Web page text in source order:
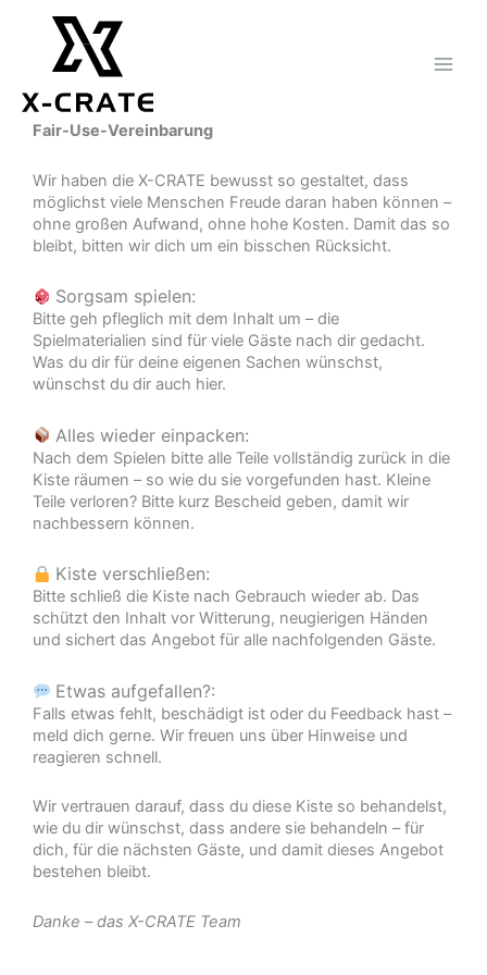
springen
Fair-Use-Vereinbarung
Wir haben die X-CRATE bewusst so gestaltet, dass
möglichst viele Menschen Freude daran haben können –
ohne großen Aufwand, ohne hohe Kosten. Damit das so
bleibt, bitten wir dich um ein bisschen Rücksicht.
Sorgsam spielen:
Bitte geh pfleglich mit dem Inhalt um – die
Spielmaterialien sind für viele Gäste nach dir gedacht.
Was du dir für deine eigenen Sachen wünschst,
wünschst du dir auch hier.
Alles wieder einpacken:
Nach dem Spielen bitte alle Teile vollständig zurück in die
Kiste räumen – so wie du sie vorgefunden hast. Kleine
Teile verloren? Bitte kurz Bescheid geben, damit wir
nachbessern können.
Kiste verschließen:
Bitte schließ die Kiste nach Gebrauch wieder ab. Das
schützt den Inhalt vor Witterung, neugierigen Händen
und sichert das Angebot für alle nachfolgenden Gäste.
Etwas aufgefallen?:
Falls etwas fehlt, beschädigt ist oder du Feedback hast –
meld dich gerne. Wir freuen uns über Hinweise und
reagieren schnell.
Wir vertrauen darauf, dass du diese Kiste so behandelst,
wie du dir wünschst, dass andere sie behandeln – für
dich, für die nächsten Gäste, und damit dieses Angebot
bestehen bleibt.
Danke – das X-CRATE Team